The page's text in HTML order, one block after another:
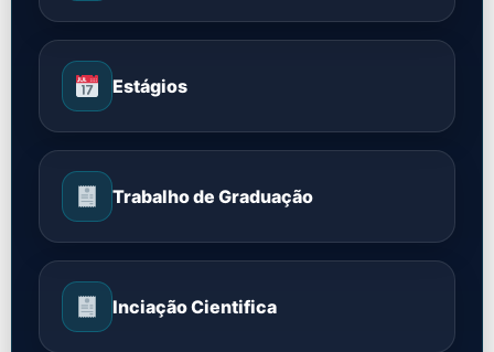
Estágios
Trabalho de Graduação
Inciação Cientifica